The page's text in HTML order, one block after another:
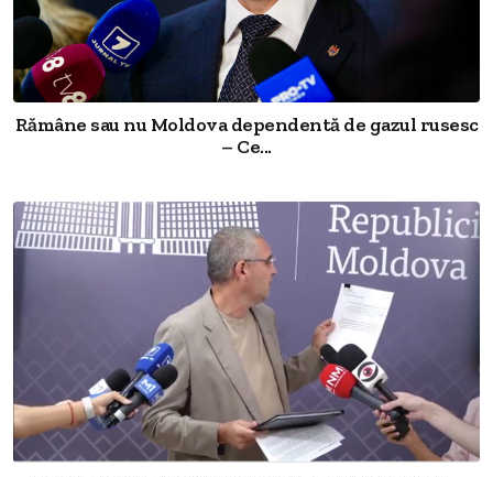
Rămâne sau nu Moldova dependentă de gazul rusesc
– Ce...